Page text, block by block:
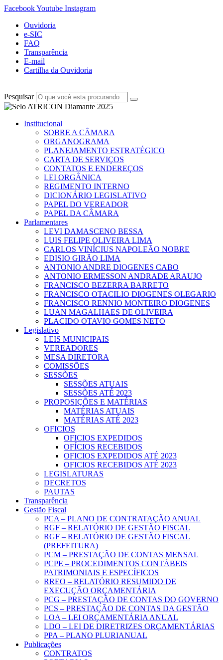
FacebookYoutube Instagram
Ouvidoria
e-SIC
FAQ
Transparência
E-mail
Cartilha da Ouvidoria
Pesquisar
Institucional
SOBRE A CÂMARA
ORGANOGRAMA
PLANEJAMENTO ESTRATÉGICO
CARTA DE SERVIÇOS
CONTATOS E ENDEREÇOS
LEI ORGÂNICA
REGIMENTO INTERNO
DICIONÁRIO LEGISLATIVO
PAPEL DO VEREADOR
PAPEL DA CÂMARA
Parlamentares
LEVI DAMASCENO BESSA
LUIS FELIPE OLIVEIRA LIMA
CARLOS VINÍCIUS NAPOLEÃO NOBRE
EDISIO GIRÃO LIMA
ANTONIO ANDRE DIOGENES CABO
ANTONIO ERMESSON ANDRADE ARAUJO
FRANCISCO BEZERRA BARRETO
FRANCISCO OTACILIO DIOGENES OLEGARIO
FRANCISCO RENNIO MONTEIRO DIOGENES
LUAN MAGALHAES DE OLIVEIRA
PLACIDO OTAVIO GOMES NETO
Legislativo
LEIS MUNICIPAIS
VEREADORES
MESA DIRETORA
COMISSÕES
SESSÕES
SESSÕES ATUAIS
SESSÕES ATÉ 2023
PROPOSIÇÕES E MATÉRIAS
MATÉRIAS ATUAIS
MATÉRIAS ATÉ 2023
OFICIOS
OFICIOS EXPEDIDOS
OFÍCIOS RECEBIDOS
OFICIOS EXPEDIDOS ATÉ 2023
OFICIOS RECEBIDOS ATÉ 2023
LEGISLATURAS
DECRETOS
PAUTAS
Transparência
Gestão Fiscal
PCA – PLANO DE CONTRATAÇÃO ANUAL
RGF – RELATÓRIO DE GESTÃO FISCAL
RGF – RELATÓRIO DE GESTÃO FISCAL
(PREFEITURA)
PCM – PRESTAÇÃO DE CONTAS MENSAL
PCPE – PROCEDIMENTOS CONTÁBEIS
PATRIMONIAIS E ESPECÍFICOS
RREO – RELATÓRIO RESUMIDO DE
EXECUÇÃO ORÇAMENTÁRIA
PCG – PRESTAÇÃO DE CONTAS DO GOVERNO
PCS – PRESTAÇÃO DE CONTAS DA GESTÃO
LOA – LEI ORÇAMENTÁRIA ANUAL
LDO – LEI DE DIRETRIZES ORÇAMENTÁRIAS
PPA – PLANO PLURIANUAL
Publicações
CONTRATOS